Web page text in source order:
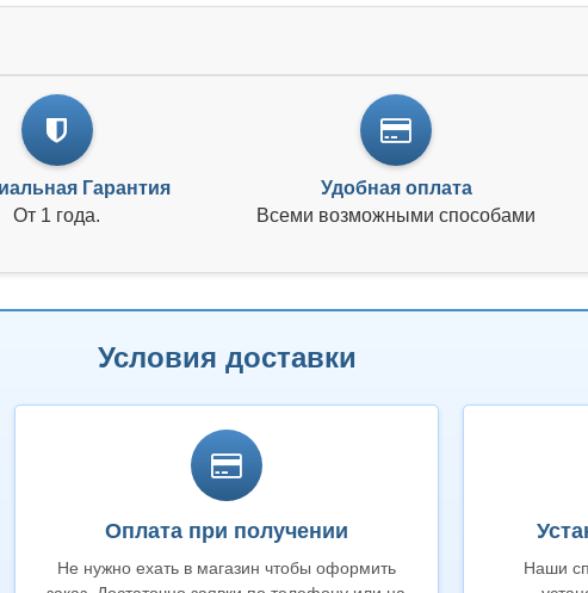
Гарантия
От 1 года.
Удобная оплата
Всеми возможными способами
Условия доставки
Оплата при получении
Не нужно ехать в магазин чтобы оформить
Наши